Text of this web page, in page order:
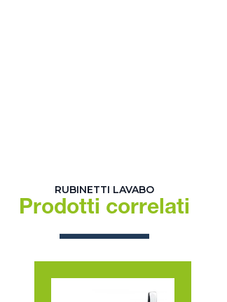
RUBINETTI LAVABO
Prodotti correlati